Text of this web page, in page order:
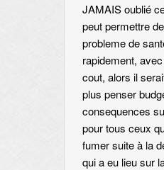
JAMAIS oublié
peut permettre
probleme de
rapidement,
cout, alors il
plus penser
consequences
pour tous ceux
fumer suite à la
qui a eu lieu sur